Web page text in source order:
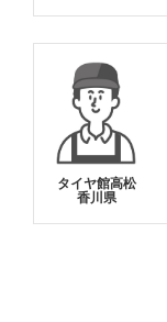
タイヤ館高松
香川県